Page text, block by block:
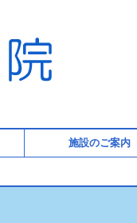
施設のご案内